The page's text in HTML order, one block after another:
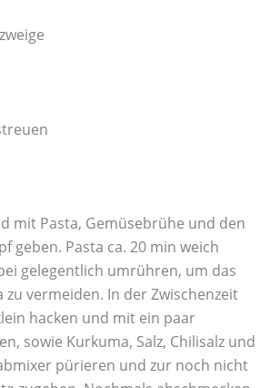
mit Pasta, Gemüsebrühe und den
geben. Pasta ca. 20 min weich
gelegentlich umrühren, um das
zu vermeiden. In der Zwischenzeit
hacken und mit ein paar
sowie Kurkuma, Salz, Chilisalz und
pürieren und zur noch nicht